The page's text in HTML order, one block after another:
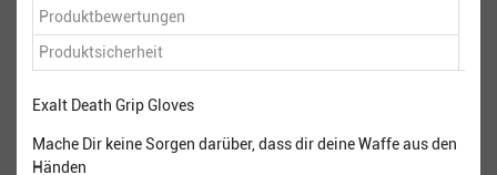
Produktbewertungen
Produktsicherheit
Exalt Death Grip Gloves
Mache Dir keine Sorgen darüber, dass dir deine Waffe aus den
Händen